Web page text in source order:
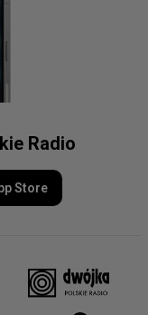
Radio
Store